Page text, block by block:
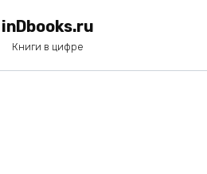
inDbooks.ru
Книги в цифре